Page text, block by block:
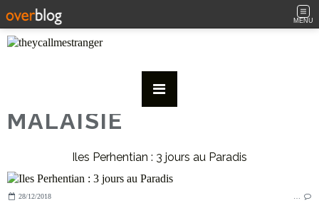
MENU
MALAISIE
Iles Perhentian : 3 jours au Paradis
28/12/2018 …